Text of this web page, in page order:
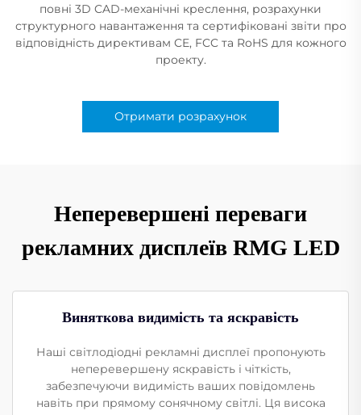
повні 3D CAD-механічні креслення, розрахунки
структурного навантаження та сертифіковані звіти про
відповідність директивам CE, FCC та RoHS для кожного
проекту.
Отримати розрахунок
Неперевершені переваги
рекламних дисплеїв RMG LED
Виняткова видимість та яскравість
Наші світлодіодні рекламні дисплеї пропонують
неперевершену яскравість і чіткість,
забезпечуючи видимість ваших повідомлень
навіть при прямому сонячному світлі. Ця висока